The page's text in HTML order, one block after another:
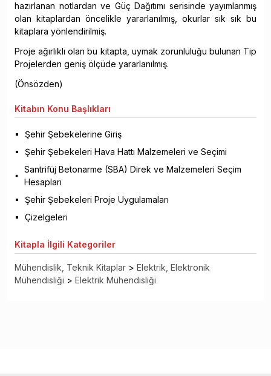
hazırlanan notlardan ve Güç Dağıtımı serisinde yayımlanmış
olan kitaplardan öncelikle yararlanılmış, okurlar sık sık bu
kitaplara yönlendirilmiş.
Proje ağırlıklı olan bu kitapta, uymak zorunluluğu bulunan Tip
Projelerden geniş ölçüde yararlanılmış.
(Önsözden)
Kitabın Konu Başlıkları
Şehir Şebekelerine Giriş
Şehir Şebekeleri Hava Hattı Malzemeleri ve Seçimi
Santrifüj Betonarme (SBA) Direk ve Malzemeleri Seçim
Hesapları
Şehir Şebekeleri Proje Uygulamaları
Çizelgeleri
Kitapla İlgili Kategoriler
Mühendislik, Teknik Kitaplar > Elektrik, Elektronik
Mühendisliği > Elektrik Mühendisliği